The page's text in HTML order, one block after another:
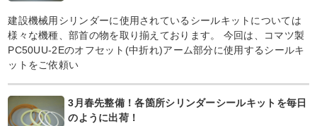
建設機械用シリンダーに使用されているシールキットについては
様々な機種、部首の物を取り揃えております。 今回は、コマツ製
PC50UU-2Eのオフセット(中折れ)アーム部分に使用するシールキ
ットをご依頼い
3月春先整備！各箇所シリンダーシールキットを毎日
のように出荷！